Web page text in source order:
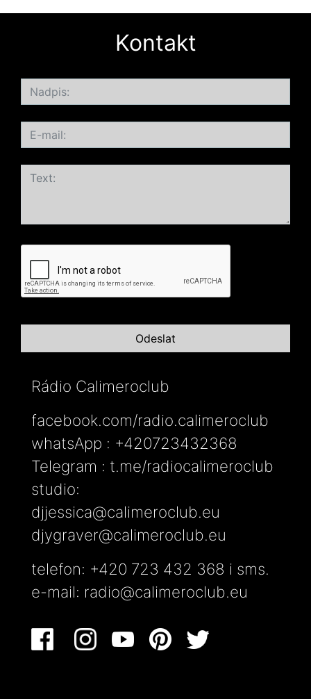
Kontakt
Rádio Calimeroclub
facebook.com/radio.calimeroclub
whatsApp : +420723432368
Telegram : t.me/radiocalimeroclub
studio:
djjessica@calimeroclub.eu
djygraver@calimeroclub.eu
telefon: +420 723 432 368 i sms.
e-mail: radio@calimeroclub.eu